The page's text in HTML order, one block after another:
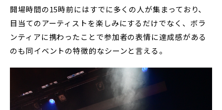
開場時間の15時前にはすでに多くの人が集まっており、
目当てのアーティストを楽しみにするだけでなく、ボラ
ンティアに携わったことで参加者の表情に達成感がある
のも同イベントの特徴的なシーンと言える。